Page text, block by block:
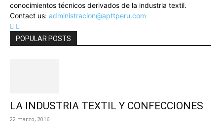
conocimientos técnicos derivados de la industria textil.
Contact us: administracion@apttperu.com
POPULAR POSTS
LA INDUSTRIA TEXTIL Y CONFECCIONES
22 marzo, 2016